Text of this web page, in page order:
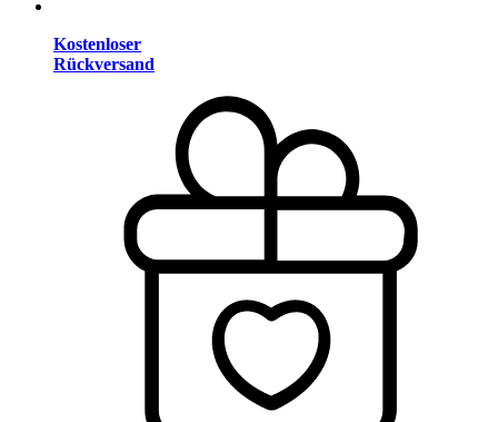
Kostenloser
Rückversand